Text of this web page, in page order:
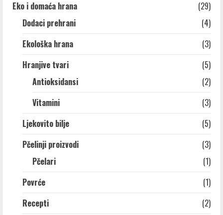
Eko i domaća hrana
(29)
Dodaci prehrani
(4)
Ekološka hrana
(3)
Hranjive tvari
(5)
Antioksidansi
(2)
Vitamini
(3)
Ljekovito bilje
(5)
Pčelinji proizvodi
(3)
Pčelari
(1)
Povrće
(1)
Recepti
(2)